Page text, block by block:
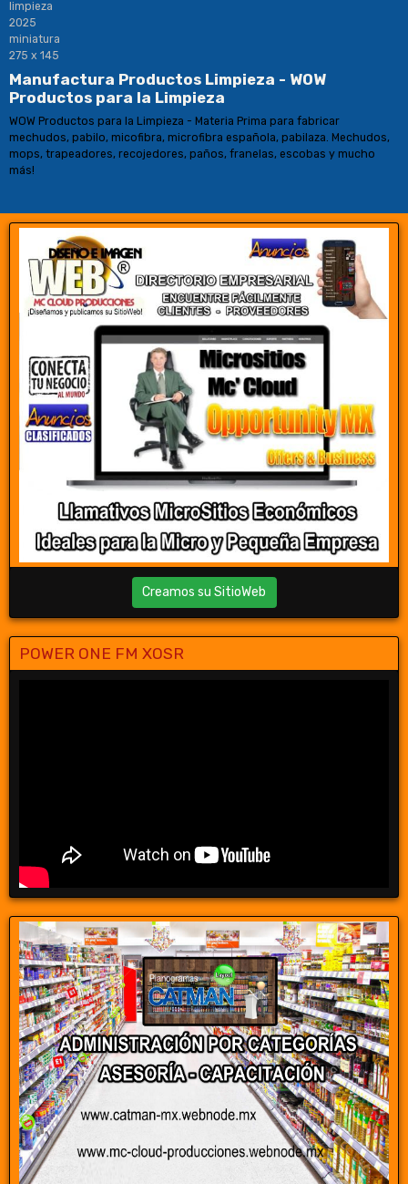
Manufactura Productos Limpieza - WOW
Productos para la Limpieza
WOW Productos para la Limpieza - Materia Prima para fabricar
mechudos, pabilo, micofibra, microfibra española, pabilaza. Mechudos,
mops, trapeadores, recojedores, paños, franelas, escobas y mucho
más!
Creamos su SitioWeb
POWER ONE FM XOSR